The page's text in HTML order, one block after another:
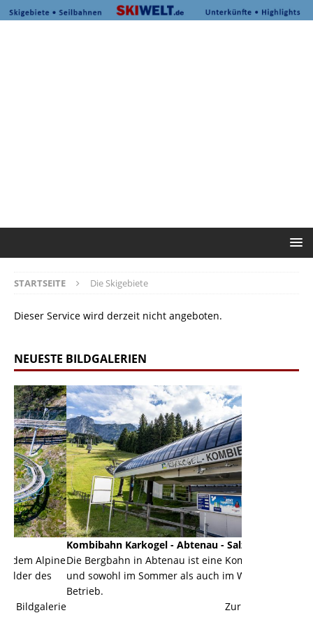
STARTSEITE Die Skigebiete
Dieser Service wird derzeit nicht angeboten.
NEUESTE BILDGALERIEN
Kombibahn Karkogel - Abtenau - Salzburg
Die Bergbahn in Abtenau ist eine Kombibahn
und sowohl im Sommer als auch im Winter in
Zur Bildgalerie